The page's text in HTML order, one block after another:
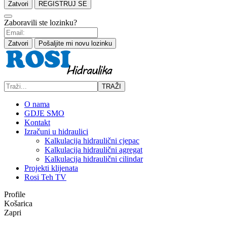
Zatvori REGISTRUJ SE
Zaboravili ste lozinku?
Zatvori Pošaljite mi novu lozinku
TRAŽI
O nama
GDJE SMO
Kontakt
Izračuni u hidraulici
Kalkulacija hidraulični cjepac
Kalkulacija hidraulični agregat
Kalkulacija hidraulični cilindar
Projekti klijenata
Rosi Teh TV
Profile
Košarica
Zapri